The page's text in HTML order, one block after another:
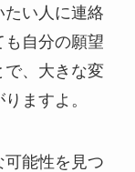
い人に連絡
も自分の願望
で、大きな変
ますよ。
能性を見つ